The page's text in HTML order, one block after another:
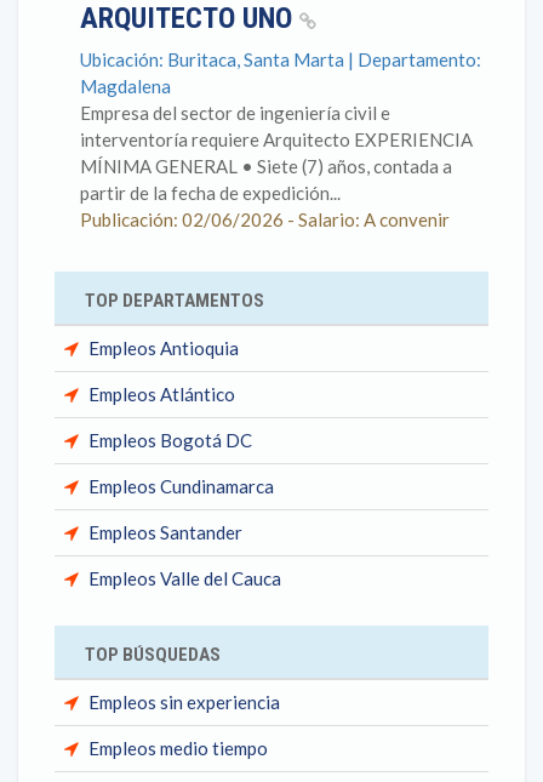
ARQUITECTO UNO
Ubicación: Buritaca, Santa Marta | Departamento:
Magdalena
Empresa del sector de ingeniería civil e
interventoría requiere Arquitecto EXPERIENCIA
MÍNIMA GENERAL • Siete (7) años, contada a
partir de la fecha de expedición...
Publicación: 02/06/2026 - Salario: A convenir
TOP DEPARTAMENTOS
Empleos Antioquia
Empleos Atlántico
Empleos Bogotá DC
Empleos Cundinamarca
Empleos Santander
Empleos Valle del Cauca
TOP BÚSQUEDAS
Empleos sin experiencia
Empleos medio tiempo